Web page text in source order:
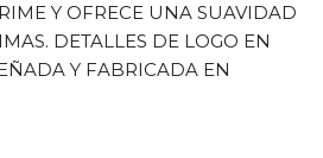
Y OFRECE UNA SUAVIDAD
DETALLES DE LOGO EN
Y FABRICADA EN